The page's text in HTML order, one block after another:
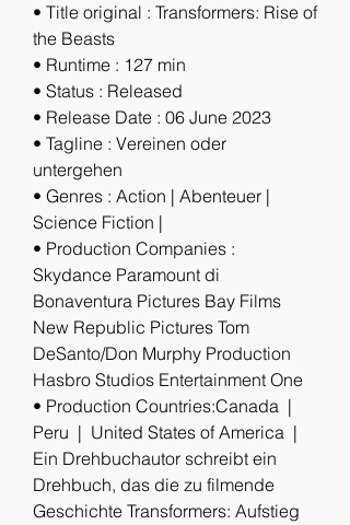
• Title original : Transformers: Rise of
the Beasts
• Runtime : 127 min
• Status : Released
• Release Date : 06 June 2023
• Tagline : Vereinen oder
untergehen
• Genres : Action | Abenteuer |
Science Fiction |
• Production Companies :
Skydance Paramount di
Bonaventura Pictures Bay Films
New Republic Pictures Tom
DeSanto/Don Murphy Production
Hasbro Studios Entertainment One
• Production Countries:Canada  |
Peru  |  United States of America  |
Ein Drehbuchautor schreibt ein
Drehbuch, das die zu filmende
Geschichte Transformers: Aufstieg